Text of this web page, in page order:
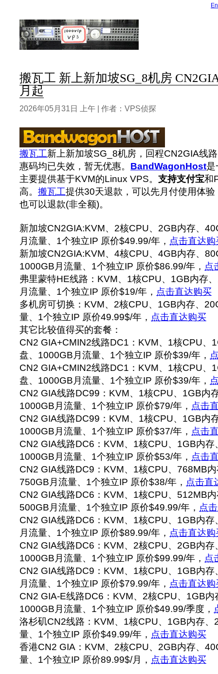
搬瓦工 新上新加坡SG_8机房
月起
2026年05月31日 上午 | 作者：VPS侦探
搬瓦工新上新加坡SG_8机房，回程CN2GIA线
惠码均已失效，暂无优惠。 BandWagonHost是
主要提供基于KVM的Linux VPS。 支持支付宝和
高。 搬瓦工提供30天退款，可以先月付使用体
也可以退款(非全额)。
新加坡CN2GIA:KVM、2核CPU、2GB内存、
月流量、1个独立IP 原价$49.99/年， 点击直达购
新加坡CN2GIA:KVM、4核CPU、4GB内存、
1000GB月流量、1个独立IP 原价$86.99/年， 点
弗里蒙特HE线路：KVM、1核CPU、1GB内存
月流量、1个独立IP 原价$19/年， 点击直达购买
多机房可切换：KVM、2核CPU、1GB内存、
量、1个独立IP 原价49.99$/年， 点击直达购买
其它比较值得买的套餐：
CN2 GIA+CMIN2线路DC1：KVM、1核CPU、
盘、1000GB月流量、1个独立IP 原价$39/年，
CN2 GIA+CMIN2线路DC1：KVM、1核CPU、
盘、1000GB月流量、1个独立IP 原价$39/年，
CN2 GIA线路DC99：KVM、1核CPU、1GB内
1000GB月流量、1个独立IP 原价$79/年， 点击
CN2 GIA线路DC99：KVM、1核CPU、1GB内
1000GB月流量、1个独立IP 原价$37/年， 点击
CN2 GIA线路DC6：KVM、1核CPU、1GB内存
1000GB月流量、1个独立IP 原价$53/年， 点击
CN2 GIA线路DC9：KVM、1核CPU、768MB
750GB月流量、1个独立IP 原价$38/年， 点击直
CN2 GIA线路DC6：KVM、1核CPU、512MB
500GB月流量、1个独立IP 原价$49.99/年， 点
CN2 GIA线路DC6：KVM、1核CPU、1GB内
月流量、1个独立IP 原价$89.99/年， 点击直达购
CN2 GIA线路DC6：KVM、2核CPU、2GB内存
1000GB月流量、1个独立IP 原价$99.99/年， 点
CN2 GIA线路DC9：KVM、1核CPU、1GB内
月流量、1个独立IP 原价$79.99/年， 点击直达购
CN2 GIA-E线路DC6：KVM、2核CPU、1GB内
1000GB月流量、1个独立IP 原价$49.99/季度，
洛杉矶CN2线路：KVM、1核CPU、1GB内存
量、1个独立IP 原价$49.99/年， 点击直达购买
香港CN2 GIA：KVM、2核CPU、2GB内存、
量、1个独立IP 原价89.99$/月， 点击直达购买